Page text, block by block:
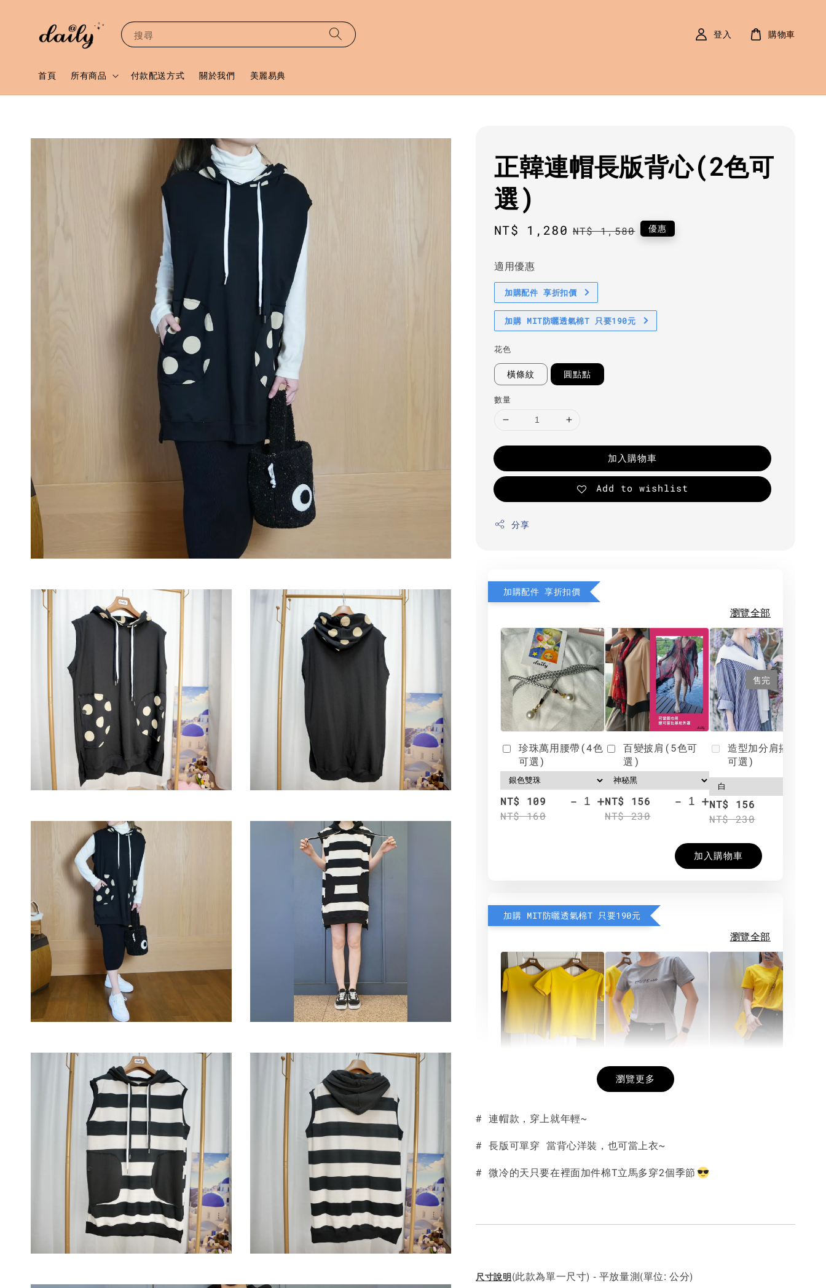
搜尋
首頁 所有商品 付款配送方式 關於我們 美麗易典
登入 購物車
正韓連帽長版背心(2色可
選)
Sale
NT$ 1,280 Regular
NT$ 1,580 優惠
適用優惠
加購配件 享折扣價
加購 MIT防曬透氣棉T 只要190元
花色
橫條紋 圓點點
數量
加入購物車
Add to wishlist
分享
加購配件 享折扣價
瀏覽全部
珍珠萬用腰帶(4色
可選)
NT$ 109
NT$ 160
- +
百變披肩(5色可
選)
NT$ 156
NT$ 230
- +
售完
造型加分肩搭(4色
可選)
NT$ 156
NT$ 230
加入購物車
加購 MIT防曬透氣棉T 只要190元
瀏覽全部
NT$ 190
NT$ 450
-
希望相隨雙面T
NT$ 450
加入購物車
瀏覽更多
# 連帽款，穿上就年輕~
# 長版可單穿 當背心洋裝，也可當上衣~
# 微冷的天只要在裡面加件棉T立馬多穿2個季節
尺寸說明(此款為單一尺寸) - 平放量測(單位: 公分)